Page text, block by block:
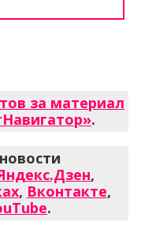
за материал
.
,
, Вконтакте,
.